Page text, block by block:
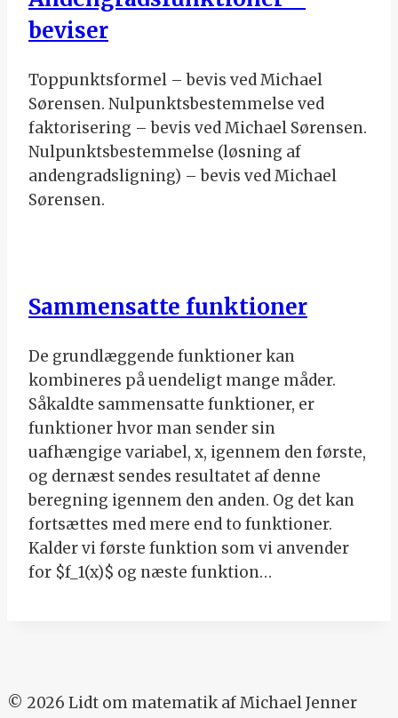
beviser
Toppunktsformel – bevis ved Michael
Sørensen. Nulpunktsbestemmelse ved
faktorisering – bevis ved Michael Sørensen.
Nulpunktsbestemmelse (løsning af
andengradsligning) – bevis ved Michael
Sørensen.
Sammensatte funktioner
De grundlæggende funktioner kan
kombineres på uendeligt mange måder.
Såkaldte sammensatte funktioner, er
funktioner hvor man sender sin
uafhængige variabel, x, igennem den første,
og dernæst sendes resultatet af denne
beregning igennem den anden. Og det kan
fortsættes med mere end to funktioner.
Kalder vi første funktion som vi anvender
for $f_1(x)$ og næste funktion…
© 2026 Lidt om matematik af Michael Jenner